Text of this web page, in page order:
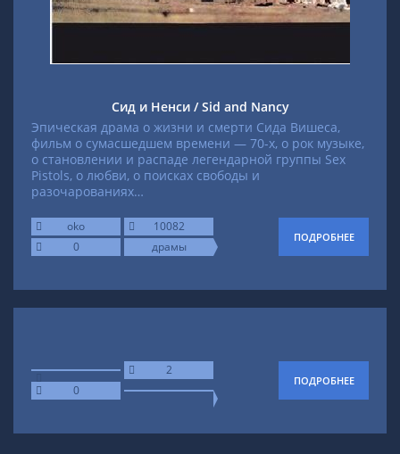
Сид и Ненси / Sid and Nancy
Эпическая драма о жизни и смерти Сида Вишеса,
фильм о сумасшедшем времени — 70-х, о рок музыке,
о становлении и распаде легендарной группы Sex
Pistols, о любви, о поисках свободы и
разочарованиях…
oko
10082
0
драмы
ПОДРОБНЕЕ
2
0
ПОДРОБНЕЕ